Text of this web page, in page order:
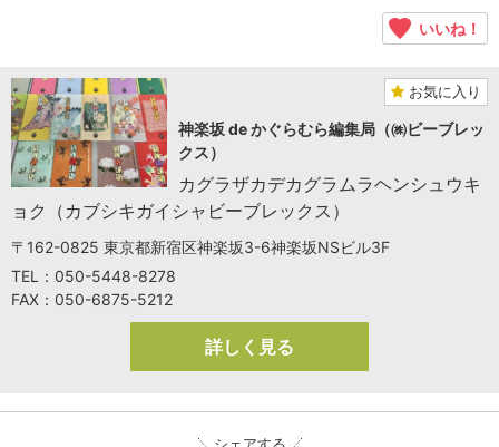
いいね！
お気に入り
神楽坂 de かぐらむら編集局（㈱ビーブレッ
クス）
カグラザカデカグラムラヘンシュウキ
ョク（カブシキガイシャビーブレックス）
〒162-0825 東京都新宿区神楽坂3-6神楽坂NSビル3F
TEL：050-5448-8278
FAX：050-6875-5212
詳しく見る